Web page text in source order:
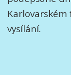
vysílání.